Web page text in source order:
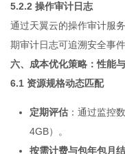
5.2.2 操作审计日志
通过天翼云的操作审计服
期审计日志可追溯安全事
六、成本优化策略：性能
6.1 资源规格动态匹配
定期评估 ：通过监控
4GB）。
按需计费与包年包月